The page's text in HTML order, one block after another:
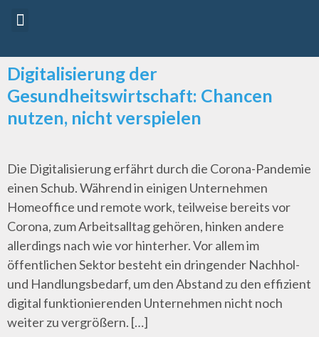
Digitalisierung der
Gesundheitswirtschaft: Chancen
nutzen, nicht verspielen
Die Digitalisierung erfährt durch die Corona-Pandemie
einen Schub. Während in einigen Unternehmen
Homeoffice und remote work, teilweise bereits vor
Corona, zum Arbeitsalltag gehören, hinken andere
allerdings nach wie vor hinterher. Vor allem im
öffentlichen Sektor besteht ein dringender Nachhol-
und Handlungsbedarf, um den Abstand zu den effizient
digital funktionierenden Unternehmen nicht noch
weiter zu vergrößern. […]